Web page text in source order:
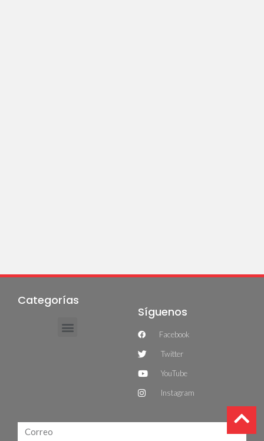
Categorías
Síguenos
Facebook
Twitter
YouTube
Instagram